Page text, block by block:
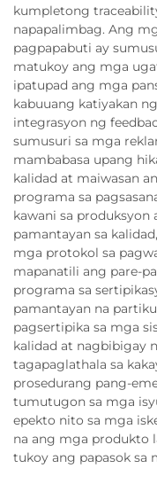
kumpletong
napapalimbag. Ang
pagpapabuti ay
matukoy ang mga
ipatupad ang mga
kabuuang katiyakan
integrasyon ng
sumusuri sa mga
mambabasa upang
kalidad at maiwasan
programa sa
kawani sa produksyon
pamantayan sa
mga protokol sa
mapanatili ang pare-
programa sa
pamantayan na
pagsertipika sa mga
kalidad at nagbibigay
tagapaglathala sa
prosedurang pang-
tumutugon sa mga
epekto nito sa mga
na ang mga produkto
tukoy ang papasok sa